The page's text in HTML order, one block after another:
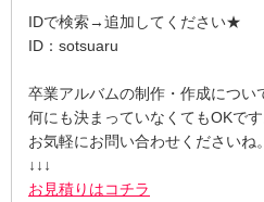
IDで検索→追加してください★
ID：sotsuaru
卒業アルバムの制作・作成につい
何にも決まっていなくてもOKです
お気軽にお問い合わせくださいね。
↓↓↓
お見積りはコチラ